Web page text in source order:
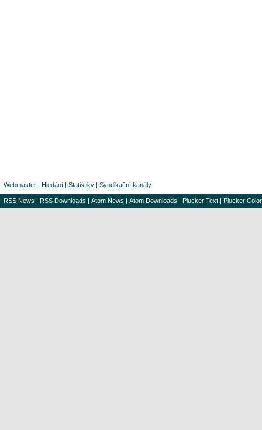
Webmaster | Hledání | Statistiky | Syndikační kanály
RSS News | RSS Downloads | Atom News | Atom Downloads | Plucker Text | Plucker Color